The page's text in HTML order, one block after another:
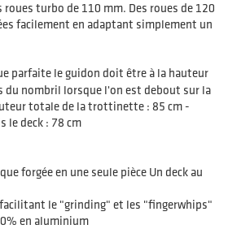
turbo de 110 mm. Des roues de 120
facilement en adaptant simplement un
parfaite le guidon doit être à la hauteur
du nombril lorsque l'on est debout sur la
totale de la trottinette : 85 cm -
le deck : 78 cm
forgée en une seule pièce Un deck au
facilitant le "grinding" et les "fingerwhips"
en aluminium